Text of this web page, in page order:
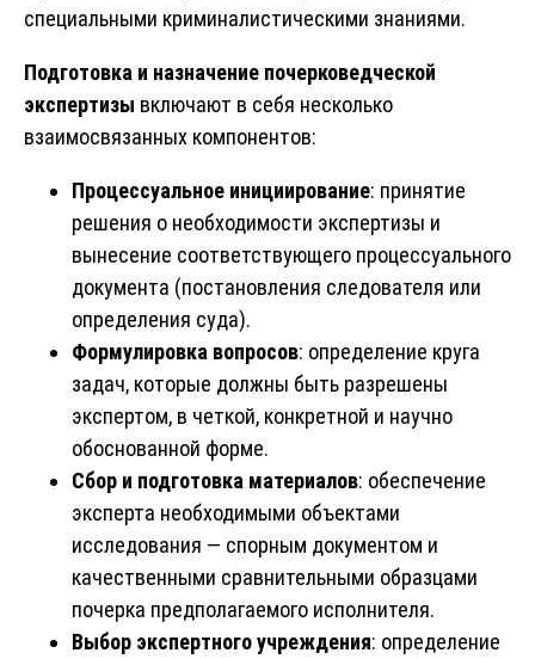
специальными криминалистическими знаниями.
Подготовка и назначение почерковедческой
экспертизы включают в себя несколько
взаимосвязанных компонентов:
Процессуальное инициирование: принятие
решения о необходимости экспертизы и
вынесение соответствующего процессуального
документа (постановления следователя или
определения суда).
Формулировка вопросов: определение круга
задач, которые должны быть разрешены
экспертом, в четкой, конкретной и научно
обоснованной форме.
Сбор и подготовка материалов: обеспечение
эксперта необходимыми объектами
исследования — спорным документом и
качественными сравнительными образцами
почерка предполагаемого исполнителя.
Выбор экспертного учреждения: определение